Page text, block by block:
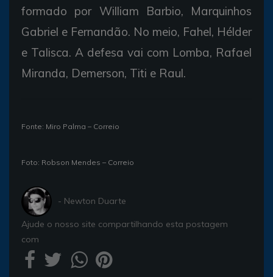
formado por William Barbio, Marquinhos
Gabriel e Fernandão. No meio, Fahel, Hélder
e Talisca. A defesa vai com Lomba, Rafael
Miranda, Demerson, Titi e Raul.
Fonte: Miro Palma – Correio
Foto: Robson Mendes – Correio
- Newton Duarte
Ajude o nosso site compartilhando esta postagem
com